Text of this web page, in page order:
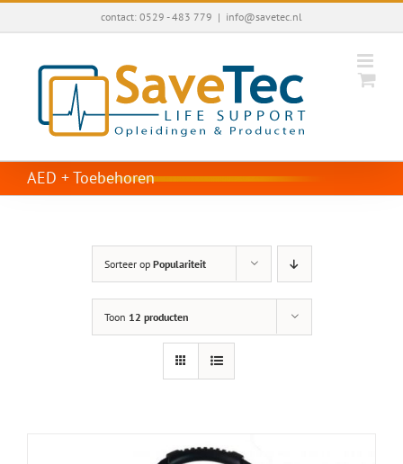
Ga
contact: 0529 - 483 779 | info@savetec.nl
AED + Toebehoren
Sorteer op Populariteit
Toon 12 producten